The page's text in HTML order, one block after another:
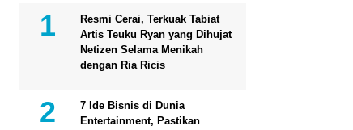
Resmi Cerai, Terkuak Tabiat
Artis Teuku Ryan yang Dihujat
Netizen Selama Menikah
dengan Ria Ricis
7 Ide Bisnis di Dunia
Entertainment, Pastikan